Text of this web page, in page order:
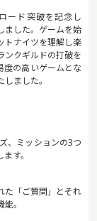
ード突破を記念し
ました。ゲームを始
トナイツを理解し楽
ンクギルドの打破を
度の高いゲームとな
ました。
、ミッションの3つ
す。
た「ご質問」とそれ
。